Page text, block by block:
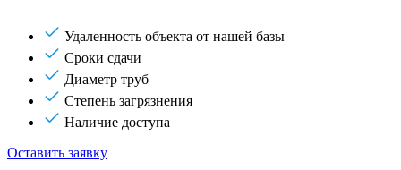
Удаленность объекта от нашей базы
Сроки сдачи
Диаметр труб
Степень загрязнения
Наличие доступа
Оставить заявку